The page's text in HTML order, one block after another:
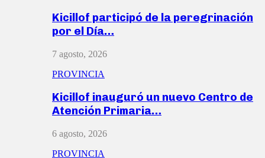
Kicillof participó de la peregrinación
por el Día…
7 agosto, 2026
PROVINCIA
Kicillof inauguró un nuevo Centro de
Atención Primaria…
6 agosto, 2026
PROVINCIA